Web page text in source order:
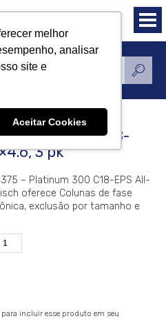
melhor
analisar
site e
Aceitar Cookies
Platinum 300 C18-
3 pk
– Platinum 300 C18-EPS All-
oferece Colunas de fase
exclusão por tamanho e
para incluir esse produto em seu